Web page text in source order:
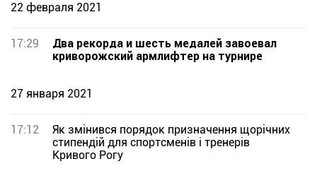
22 февраля 2021
17:29
Два рекорда и шесть медалей завоевал
криворожский армлифтер на турнире
27 января 2021
17:12
Як змінився порядок призначення щорічних
стипендій для спортсменів і тренерів
Кривого Рогу